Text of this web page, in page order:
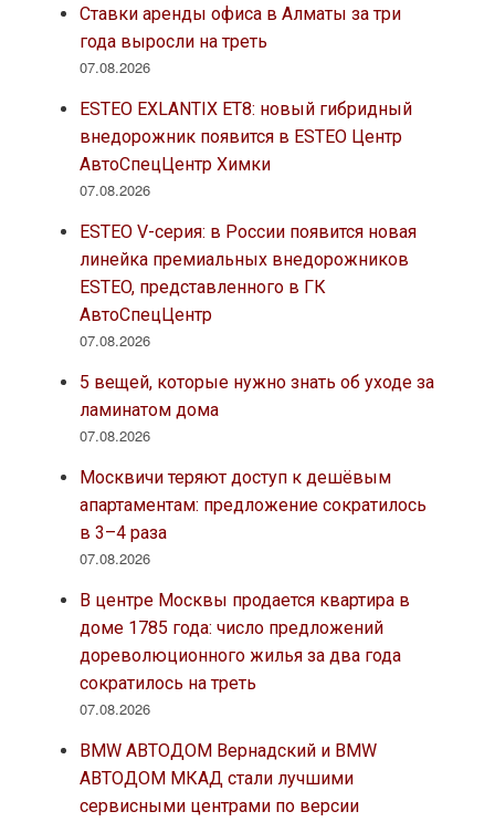
Ставки аренды офиса в Алматы за три
года выросли на треть
07.08.2026
ESTEO EXLANTIX ET8: новый гибридный
внедорожник появится в ESTEO Центр
АвтоСпецЦентр Химки
07.08.2026
ESTEO V-серия: в России появится новая
линейка премиальных внедорожников
ESTEO, представленного в ГК
АвтоСпецЦентр
07.08.2026
5 вещей, которые нужно знать об уходе за
ламинатом дома
07.08.2026
Москвичи теряют доступ к дешёвым
апартаментам: предложение сократилось
в 3–4 раза
07.08.2026
В центре Москвы продается квартира в
доме 1785 года: число предложений
дореволюционного жилья за два года
сократилось на треть
07.08.2026
BMW АВТОДОМ Вернадский и BMW
АВТОДОМ МКАД стали лучшими
сервисными центрами по версии